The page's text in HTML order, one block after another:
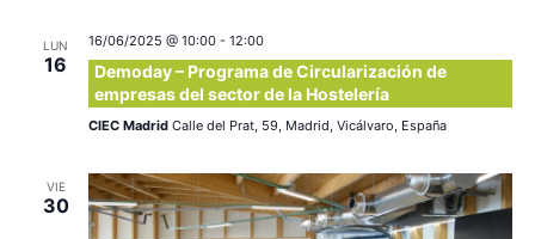
LUN
16
16/06/2025 @ 10:00- 12:00
Demoday – Programa de Circularización de
empresas del sector de la Hostelería
CIEC Madrid Calle del Prat, 59, Madrid, Vicálvaro, España
VIE
30